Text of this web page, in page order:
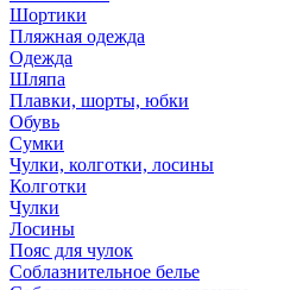
Шортики
Пляжная одежда
Одежда
Шляпа
Плавки, шорты, юбки
Обувь
Сумки
Чулки, колготки, лосины
Колготки
Чулки
Лосины
Пояс для чулок
Соблазнительное белье